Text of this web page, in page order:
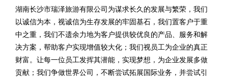
湖南长沙市瑞泽旅游有限公司为谋求长久的发展与繁荣，我们
以诚信为本，视诚信为生存发展的牢固基石，我们置客户于重
中之重，我们不遗余力地为客户提供较优良的产品、服务和解
决方案，帮助客户实现增值较大化；我们视员工为企业的真正
财富。让每一位员工发挥其潜能，实现梦想，为企业发展多做
贡献；我们争做世界公司，不断尝试拓展国际业务，并尝试引